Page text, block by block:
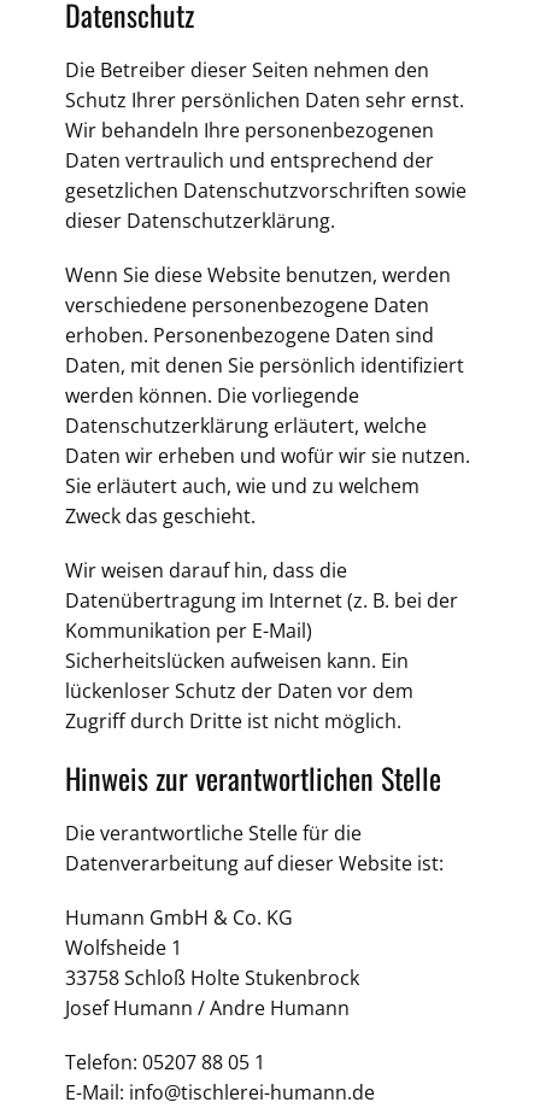
Datenschutz
Die Betreiber dieser Seiten nehmen den
Schutz Ihrer persönlichen Daten sehr ernst.
Wir behandeln Ihre personenbezogenen
Daten vertraulich und entsprechend der
gesetzlichen Datenschutzvorschriften sowie
dieser Datenschutzerklärung.
Wenn Sie diese Website benutzen, werden
verschiedene personenbezogene Daten
erhoben. Personenbezogene Daten sind
Daten, mit denen Sie persönlich identifiziert
werden können. Die vorliegende
Datenschutzerklärung erläutert, welche
Daten wir erheben und wofür wir sie nutzen.
Sie erläutert auch, wie und zu welchem
Zweck das geschieht.
Wir weisen darauf hin, dass die
Datenübertragung im Internet (z. B. bei der
Kommunikation per E-Mail)
Sicherheitslücken aufweisen kann. Ein
lückenloser Schutz der Daten vor dem
Zugriff durch Dritte ist nicht möglich.
Hinweis zur verantwortlichen Stelle
Die verantwortliche Stelle für die
Datenverarbeitung auf dieser Website ist:
Humann GmbH & Co. KG
Wolfsheide 1
33758 Schloß Holte Stukenbrock
Josef Humann / Andre Humann
Telefon: 05207 88 05 1
E-Mail: info@tischlerei-humann.de